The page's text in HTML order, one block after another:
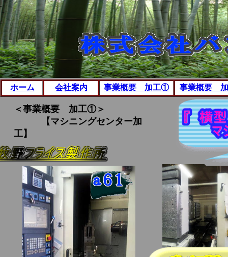
ホーム 会社案内 事業概要 加工① 事業概要
＜事業概要 加工①＞
【マシニングセンター加
工】